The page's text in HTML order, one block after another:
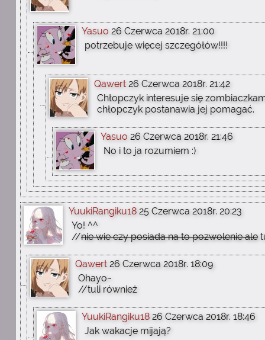
Yasuo 26 Czerwca 2018r. 21:00
potrzebuje więcej szczegółów!!!!
Qawert 26 Czerwca 2018r. 21:42
Chłopczyk interesuje się
chłopczyk postanawia jej pomagać.
Yasuo 26 Czerwca 2018r. 21:46
No i to ja rozumiem :)
YuukiRangiku18 25 Czerwca 2018r. 20:23
Yo! ^^
//nie wie czy posiada na to pozwolenie ale
Qawert 26 Czerwca 2018r. 18:09
Ohayo~
//tuli również
YuukiRangiku18 26 Czerwca 2018r. 18:46
Jak wakacje mijają?